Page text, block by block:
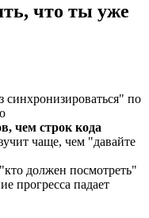
что ты уже
по
чем строк кода
чаще, чем "давайте
должен посмотреть"
прогресса падает